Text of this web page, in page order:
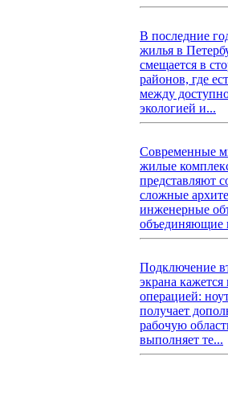
В последние
жилья в
смещается в
районов, где
между
экологией и...
Современные
жилые
представляют
сложные
инженерные
объединяющие
Подключение
экрана кажется
операцией:
получает
рабочую
выполняет те...